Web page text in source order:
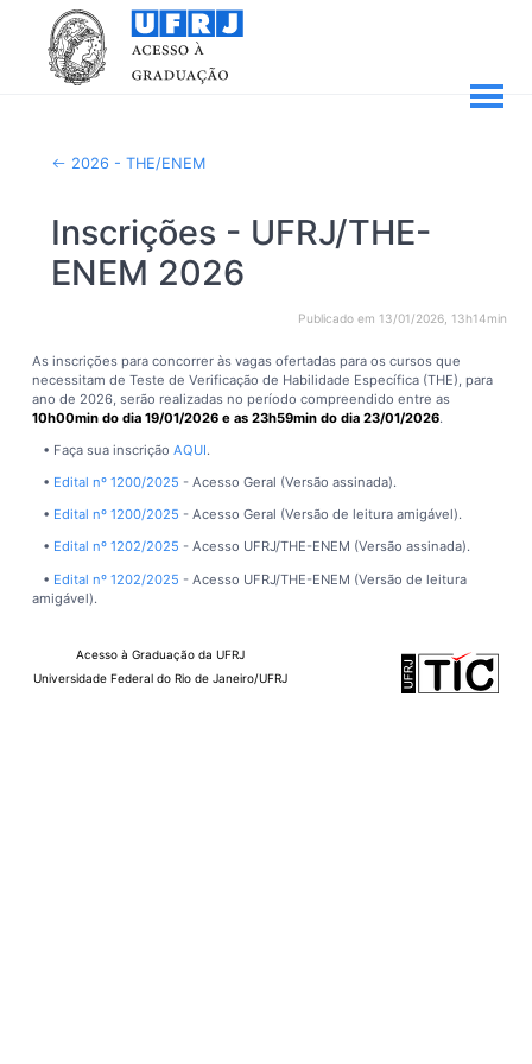
2026 - THE/ENEM
Inscrições - UFRJ/THE-
ENEM 2026
Publicado em 13/01/2026, 13h14min
As inscrições para concorrer às vagas ofertadas para os cursos que
necessitam de Teste de Verificação de Habilidade Específica (THE), para
ano de 2026, serão realizadas no período compreendido entre as
10h00min do dia 19/01/2026 e as 23h59min do dia 23/01/2026.
• Faça sua inscriçãoAQUI.
• Edital nº 1200/2025 - Acesso Geral (Versão assinada).
• Edital nº 1200/2025 - Acesso Geral (Versão de leitura amigável).
• Edital nº 1202/2025 - Acesso UFRJ/THE-ENEM (Versão assinada).
• Edital nº 1202/2025 - Acesso UFRJ/THE-ENEM (Versão de leitura
amigável).
Acesso à Graduação da UFRJ
Universidade Federal do Rio de Janeiro/UFRJ